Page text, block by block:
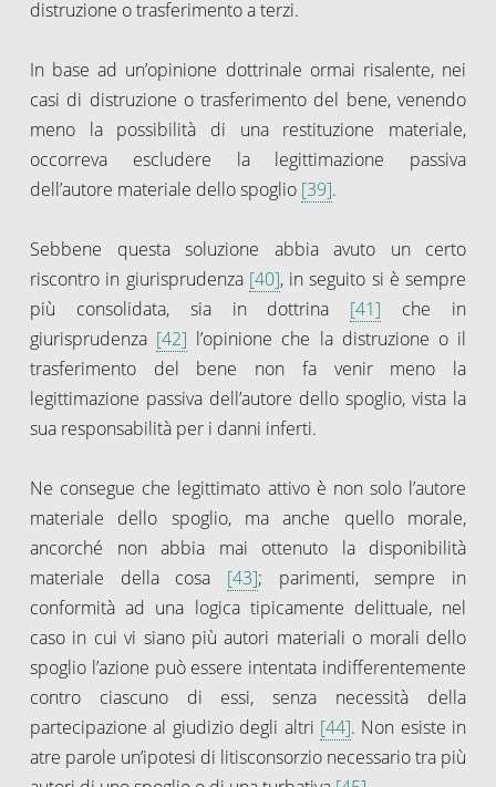
distruzione o trasferimento a terzi.
In base ad un’opinione dottrinale ormai risalente, nei
casi di distruzione o trasferimento del bene, venendo
meno la possibilità di una restituzione materiale,
occorreva escludere la legittimazione passiva
dell’autore materiale dello spoglio [39].
Sebbene questa soluzione abbia avuto un certo
riscontro in giurisprudenza [40], in seguito si è sempre
più consolidata, sia in dottrina [41] che in
giurisprudenza [42] l’opinione che la distruzione o il
trasferimento del bene non fa venir meno la
legittimazione passiva dell’autore dello spoglio, vista la
sua responsabilità per i danni inferti.
Ne consegue che legittimato attivo è non solo l’autore
materiale dello spoglio, ma anche quello morale,
ancorché non abbia mai ottenuto la disponibilità
materiale della cosa [43]; parimenti, sempre in
conformità ad una logica tipicamente delittuale, nel
caso in cui vi siano più autori materiali o morali dello
spoglio l’azione può essere intentata indifferentemente
contro ciascuno di essi, senza necessità della
partecipazione al giudizio degli altri [44]. Non esiste in
atre parole un’ipotesi di litisconsorzio necessario tra più